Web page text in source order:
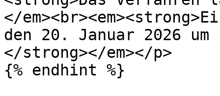
</
den 20. Januar 2026
</strong></em></p>
{% endhint %}